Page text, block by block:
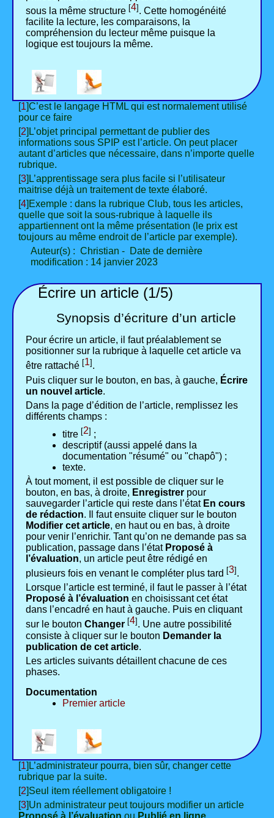
sous la même structure [4] . Cette homogénéité
facilite la lecture, les comparaisons, la
compréhension du lecteur même puisque la
logique est toujours la même.
[1]C’est le langage HTML qui est normalement utilisé
pour ce faire
[2]L’objet principal permettant de publier des
informations sous SPIP est l’article. On peut placer
autant d’articles que nécessaire, dans n’importe quelle
rubrique.
[3]L’apprentissage sera plus facile si l’utilisateur
maitrise déjà un traitement de texte élaboré.
[4]Exemple : dans la rubrique Club, tous les articles,
quelle que soit la sous-rubrique à laquelle ils
appartiennent ont la même présentation (le prix est
toujours au même endroit de l’article par exemple).
Auteur(s) : Christian - Date de dernière
modification : 14 janvier 2023
Écrire un article (1/5)
Synopsis d’écriture d’un article
Pour écrire un article, il faut préalablement se
positionner sur la rubrique à laquelle cet article va
être rattaché [1] .
Puis cliquer sur le bouton, en bas, à gauche, Écrire
un nouvel article.
Dans la page d’édition de l’article, remplissez les
différents champs :
titre [2] ;
descriptif (aussi appelé dans la
documentation "résumé" ou "chapô") ;
texte.
À tout moment, il est possible de cliquer sur le
bouton, en bas, à droite, Enregistrer pour
sauvegarder l’article qui reste dans l’état En cours
de rédaction. Il faut ensuite cliquer sur le bouton
Modifier cet article, en haut ou en bas, à droite
pour venir l’enrichir. Tant qu’on ne demande pas sa
publication, passage dans l’état Proposé à
l’évaluation, un article peut être rédigé en
plusieurs fois en venant le compléter plus tard [3] .
Lorsque l’article est terminé, il faut le passer à l’état
Proposé à l’évaluation en choisissant cet état
dans l’encadré en haut à gauche. Puis en cliquant
sur le bouton Changer [4] . Une autre possibilité
consiste à cliquer sur le bouton Demander la
publication de cet article.
Les articles suivants détaillent chacune de ces
phases.
Documentation
Premier article
[1]L’administrateur pourra, bien sûr, changer cette
rubrique par la suite.
[2]Seul item réellement obligatoire !
[3]Un administrateur peut toujours modifier un article
Proposé à l’évaluation ou Publié en ligne